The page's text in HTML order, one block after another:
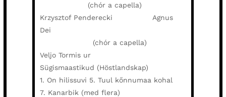
(chór a capella)
Krzysztof Penderecki Agnus
Dei
(chór a capella)
Veljo Tormis ur
Sügismaastikud (Höstlandskap)
1. On hilissuvi 5. Tuul kőnnumaa kohal
7. Kanarbik (med flera)